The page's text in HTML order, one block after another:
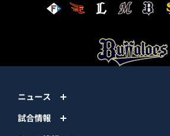
ニュース
試合情報